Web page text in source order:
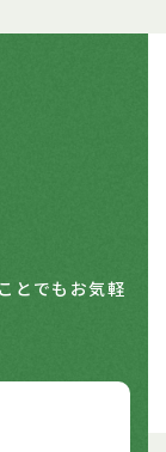
とでもお気軽